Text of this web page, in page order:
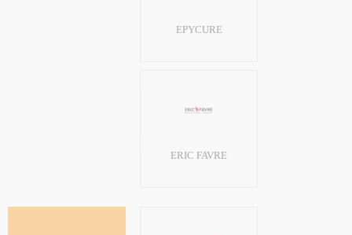
EPYCURE
ERIC FAVRE